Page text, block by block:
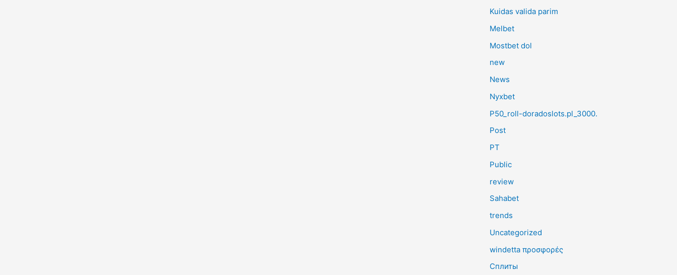
Kuidas valida parim
Melbet
Mostbet dol
new
News
Nyxbet
P50_roll-doradoslots.pl_3000.
Post
PT
Public
review
Sahabet
trends
Uncategorized
windetta προσφορές
Сплиты